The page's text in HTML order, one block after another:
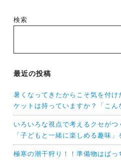
検索
最近の投稿
暑くなってきたからこそ気を付け
ケットは持っていますか？「こん
いろいろな視点で考えるクセがつ
「子どもと一緒に楽しめる趣味」
極寒の潮干狩り！！準備物はばっ